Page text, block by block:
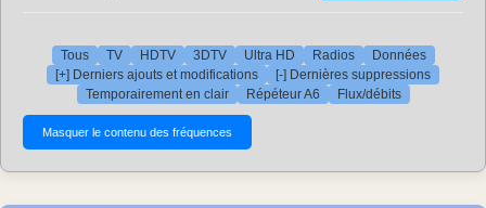
Tous TV HDTV 3DTV Ultra HD Radios
Données
[+] Derniers ajouts et modifications
[-] Dernières suppressions
Temporairement en clair
Répéteur A6 Flux/débits